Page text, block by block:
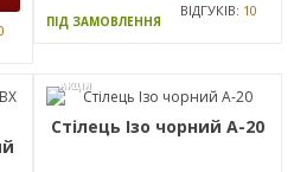
ПІД ЗАМОВЛЕННЯ
ВІДГУКІВ: 10
6
Стілець Ізо чорний А-31